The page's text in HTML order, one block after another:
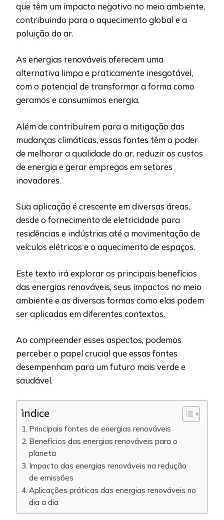
que têm um impacto negativo no meio ambiente,
contribuindo para o aquecimento global e a
poluição do ar.
As energias renováveis oferecem uma
alternativa limpa e praticamente inesgotável,
com o potencial de transformar a forma como
geramos e consumimos energia.
Além de contribuírem para a mitigação das
mudanças climáticas, essas fontes têm o poder
de melhorar a qualidade do ar, reduzir os custos
de energia e gerar empregos em setores
inovadores.
Sua aplicação é crescente em diversas áreas,
desde o fornecimento de eletricidade para
residências e indústrias até a movimentação de
veículos elétricos e o aquecimento de espaços.
Este texto irá explorar os principais benefícios
das energias renováveis, seus impactos no meio
ambiente e as diversas formas como elas podem
ser aplicadas em diferentes contextos.
Ao compreender esses aspectos, podemos
perceber o papel crucial que essas fontes
desempenham para um futuro mais verde e
saudável.
ìndice
Principais fontes de energias renováveis
Benefícios das energias renováveis para o
planeta
Impacto das energias renováveis na redução
de emissões
Aplicações práticas das energias renováveis no
dia a dia